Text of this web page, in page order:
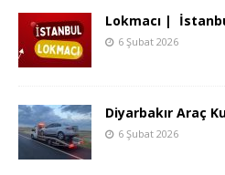
Lokmacı |
6 Şubat 2026
Diyarbakır Araç
6 Şubat 2026